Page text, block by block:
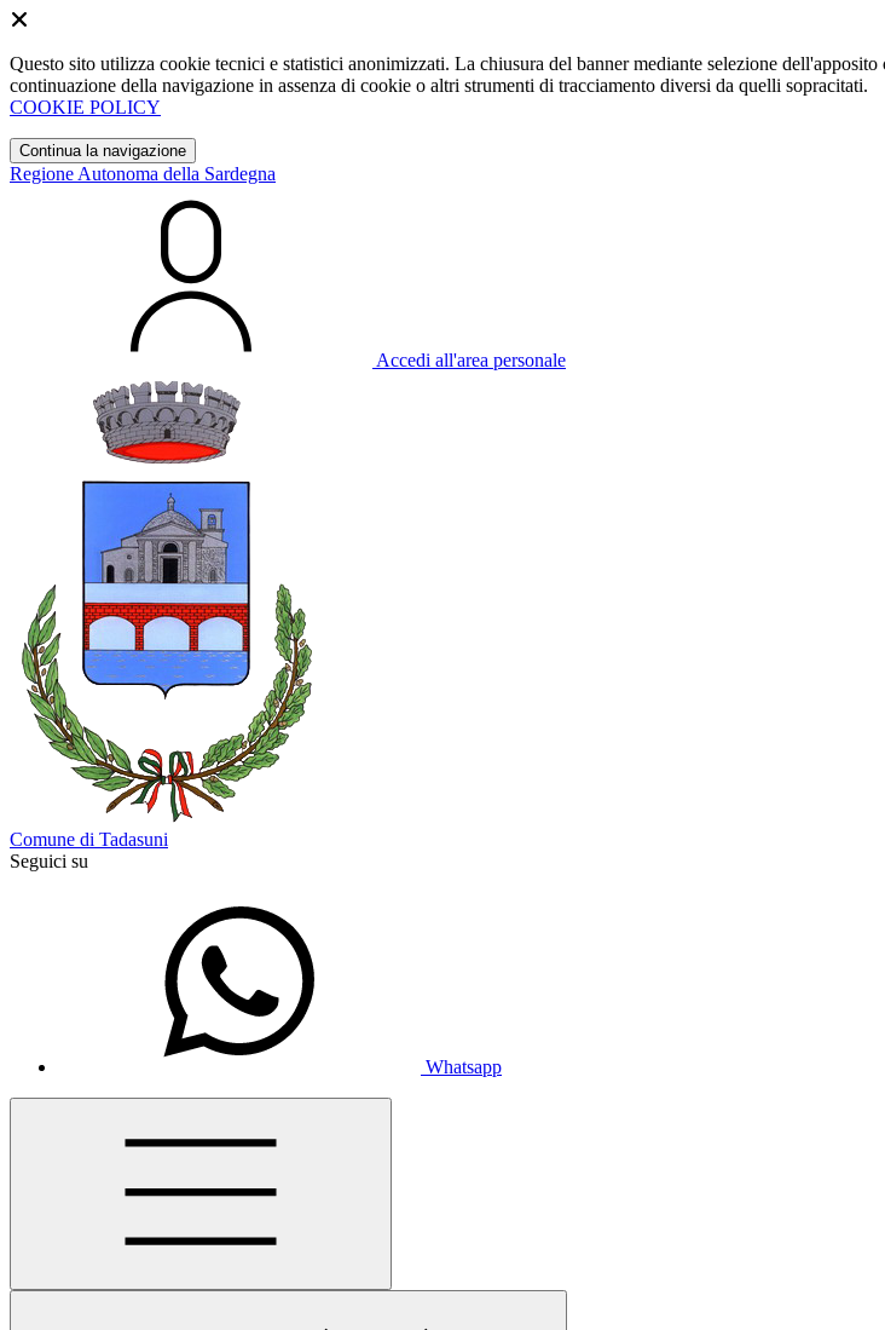
Questo sito utilizza cookie tecnici e statistici anonimizzati. La chiusura del banner mediante selezione
continuazione della navigazione in assenza di cookie o altri strumenti di tracciamento diversi da quelli sopracitati.
COOKIE POLICY
Continua la navigazione
Regione Autonoma della Sardegna
Accedi all'area personale
Comune di Tadasuni
Seguici su
Whatsapp